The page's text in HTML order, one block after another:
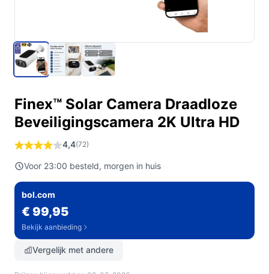
Finex™ Solar Camera Draadloze
Beveiligingscamera 2K Ultra HD
4,4(72)
Voor 23:00 besteld, morgen in huis
bol.com
€ 99,95
Bekijk aanbieding
Vergelijk met andere